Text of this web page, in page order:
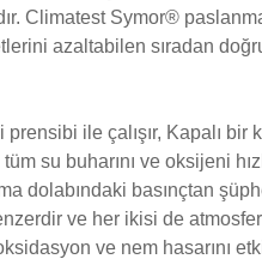
Climatest Symor®
azaltabilen sıradan
ile çalışır, Kapalı bir
su buharını ve oksijeni
dolabındaki basınçtan
ve her ikisi de
ve nem hasarını